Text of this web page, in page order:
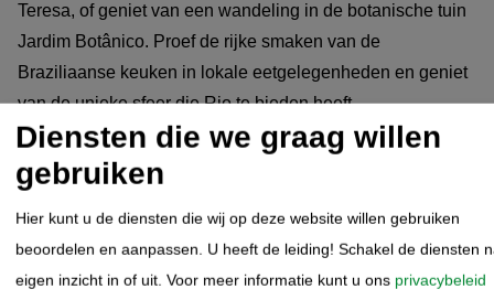
Teresa, of geniet van een wandeling in de botanische tuin
Jardim Botânico. Proef de rijke smaken van de
Braziliaanse keuken in lokale eetgelegenheden en geniet
van de unieke sfeer die Rio te bieden heeft.
05.09.2026 Rio de Janeiro - vrije dag
Deze dag kunt u naar eigen inzicht besteden. Ontspan op
de prachtige stranden zoals Copacabana of Ipanema,
verken de levendige wijken zoals het artistieke Santa
Diensten die we graag willen
gebruiken
Hier kunt u de diensten die wij op deze website willen gebruiken
beoordelen en aanpassen. U heeft de leiding! Schakel de diensten
eigen inzicht in of uit. Voor meer informatie kunt u ons privacybeleid